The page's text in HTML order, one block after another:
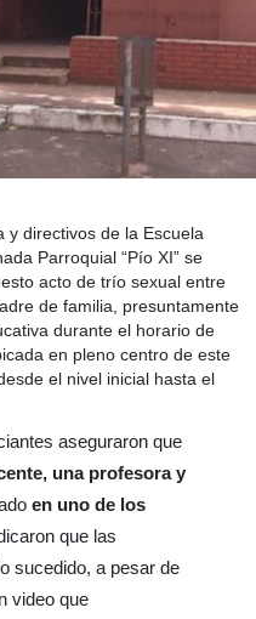
y directivos de la Escuela
Parroquial “Pío XI” se
acto de trío sexual entre
de familia, presuntamente
durante el horario de
en pleno centro de este
el nivel inicial hasta el
aseguraron que
una profesora y
en uno de los
que las
sucedido, a pesar de
video que